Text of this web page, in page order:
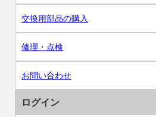
交換用部品の購入
修理・点検
お問い合わせ
ログイン